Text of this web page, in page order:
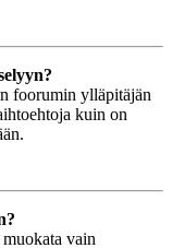
foorumin ylläpitäjän
kuin on
vain